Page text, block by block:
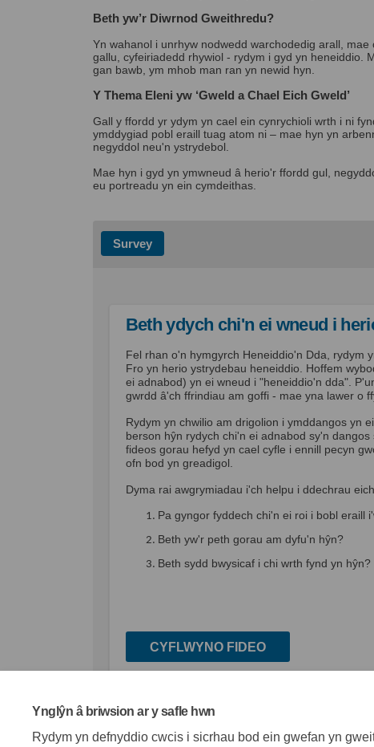
Ynglŷn â briwsion ar y safle hwn
Rydym yn defnyddio cwcis i sicrhau bod ein gwefan yn
Beth yw’r Diwrnod Gweithredu?
Yn wahanol i unrhyw nodwedd warchodedig arall,
gallu, cyfeiriadedd rhywiol - rydym i gyd yn heneiddio.
gan bawb, ym mhob man ran yn newid hyn.
Y Thema Eleni yw ‘Gweld a Chael Eich Gweld’
Gall y ffordd yr ydym yn cael ein cynrychioli wrth i ni
ymddygiad pobl eraill tuag atom ni – mae hyn yn
negyddol neu'n ystrydebol.
Mae hyn i gyd yn ymwneud â herio'r ffordd gul,
eu portreadu yn ein cymdeithas.
Survey
Beth ydych chi'n ei wneud i
Fel rhan o'n hymgyrch Heneiddio'n Dda, rydym
Fro yn herio ystrydebau heneiddio. Hoffem
ei adnabod) yn ei wneud i "heneiddio'n dda".
gwrdd â'ch ffrindiau am goffi - mae yna lawer o
Rydym yn chwilio am drigolion i ymddangos yn
berson hŷn rydych chi'n ei adnabod sy'n
fideos gorau hefyd yn cael cyfle i ennill pecyn
ofn bod yn greadigol.
Dyma rai awgrymiadau i'ch helpu i ddechrau
Pa gyngor fyddech chi'n ei roi i bobl eraill
Beth yw'r peth gorau am dyfu'n hŷn?
Beth sydd bwysicaf i chi wrth fynd yn hŷn?
CYFLWYNO FIDEO